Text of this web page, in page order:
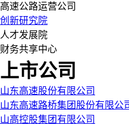
高速公路运营公司
创新研究院
人才发展院
财务共享中心
上市公司
山东高速股份有限公司
山东高速路桥集团股份有限公
山高控股集团有限公司